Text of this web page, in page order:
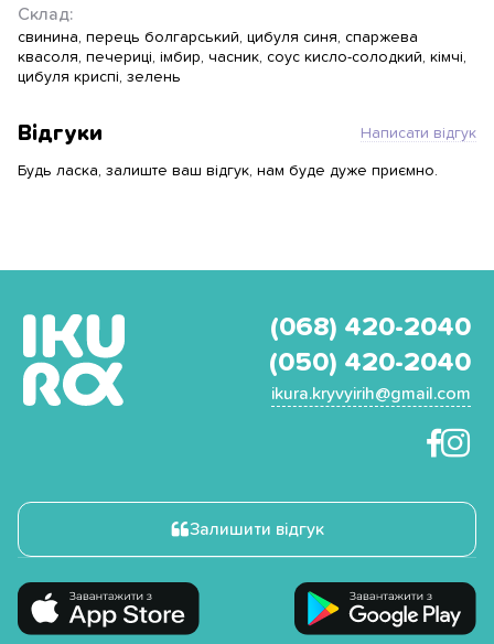
Склад:
свинина, перець болгарський, цибуля синя, спаржева
квасоля, печериці, імбир, часник, соус кисло-солодкий, кімчі,
цибуля криспі, зелень
Відгуки Написати відгук
Будь ласка, залиште ваш відгук, нам буде дуже приємно.
(068) 420-2040
(050) 420-2040
ikura.kryvyirih@gmail.com
Залишити відгук